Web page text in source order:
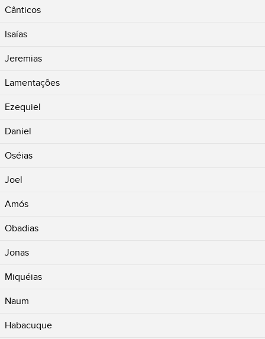
Cânticos
Isaías
Jeremias
Lamentações
Ezequiel
Daniel
Oséias
Joel
Amós
Obadias
Jonas
Miquéias
Naum
Habacuque